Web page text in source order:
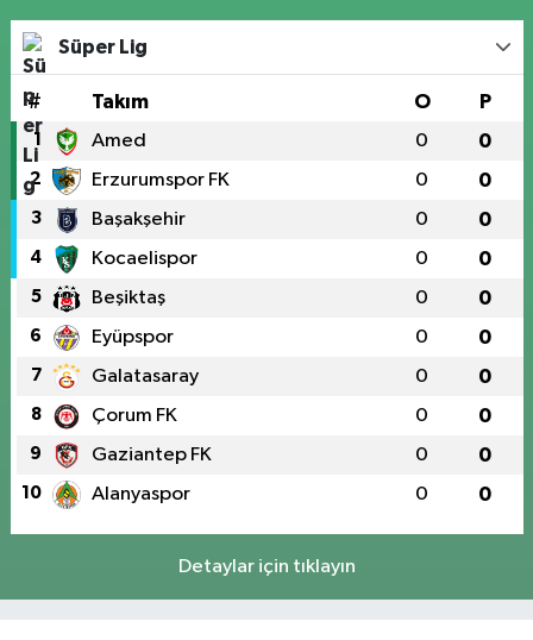
Süper Lig
# Takım O P
1 Amed 0 0
2 Erzurumspor FK 0 0
3 Başakşehir 0 0
4 Kocaelispor 0 0
5 Beşiktaş 0 0
6 Eyüpspor 0 0
7 Galatasaray 0 0
8 Çorum FK 0 0
9 Gaziantep FK 0 0
10 Alanyaspor 0 0
Detaylar için tıklayın